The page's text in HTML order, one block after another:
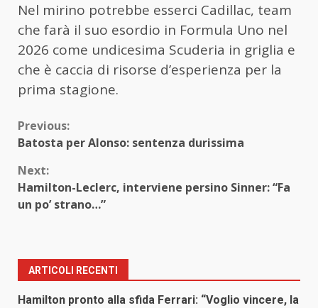
Nel mirino potrebbe esserci Cadillac, team
che farà il suo esordio in Formula Uno nel
2026 come undicesima Scuderia in griglia e
che è caccia di risorse d’esperienza per la
prima stagione.
Continue
Reading
Previous:
Batosta per Alonso: sentenza durissima
Next:
Hamilton-Leclerc, interviene persino Sinner: “Fa
un po’ strano…”
ARTICOLI RECENTI
Hamilton pronto alla sfida Ferrari: “Voglio vincere, la